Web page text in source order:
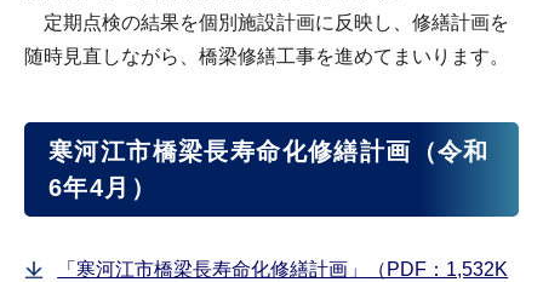
定期点検の結果を個別施設計画に反映し、修繕計画を
随時見直しながら、橋梁修繕工事を進めてまいります。
寒河江市橋梁長寿命化修繕計画（令和
6年4月）
「寒河江市橋梁長寿命化修繕計画」（PDF：1,532K